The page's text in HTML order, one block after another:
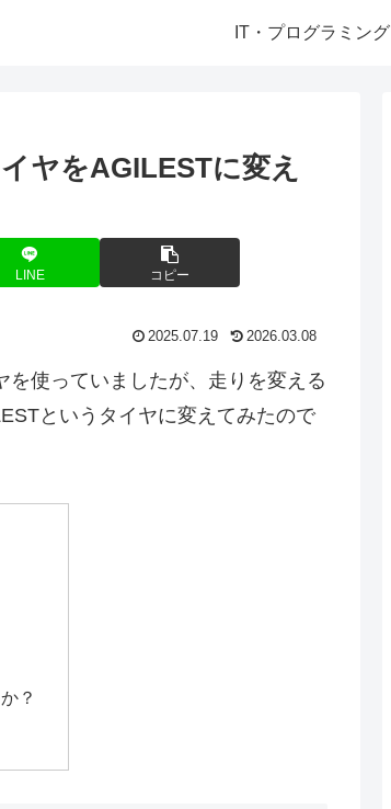
IT・プログラミング
ヤをAGILESTに変え
LINE コピー
2025.07.19 2026.03.08
使っていましたが、走りを変える
というタイヤに変えてみたので
？